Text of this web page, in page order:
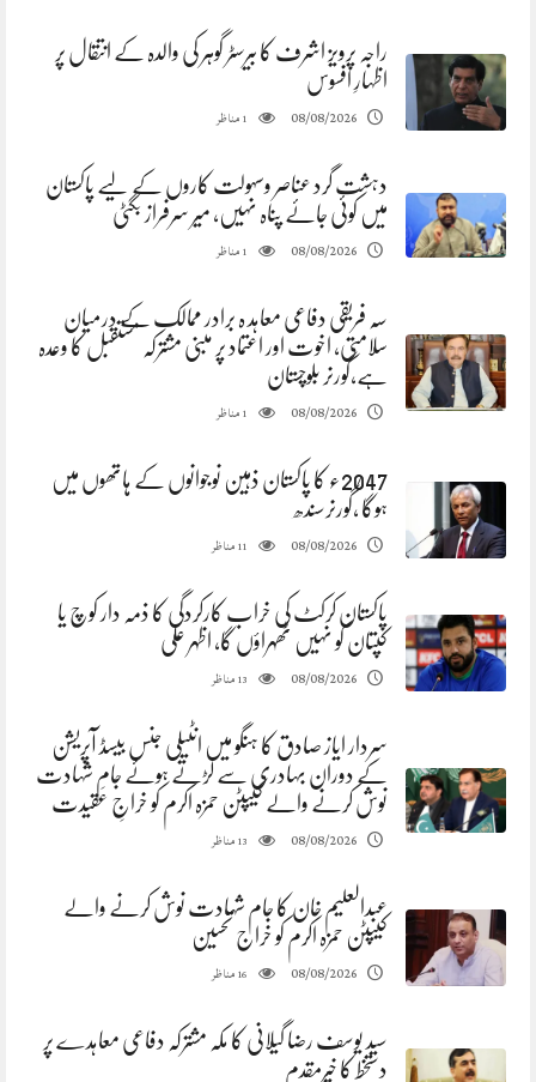
راجہ پرویز اشرف کا بیرسٹر گوہر کی والدہ کے انتقال پر
اظہارِ افسوس
08/08/2026
1مناظر
دہشت گرد عناصر وسہولت کاروں کے لیے پاکستان
میں کوئی جائے پناہ نہیں، میر سرفراز بگٹی
08/08/2026
1مناظر
سہ فریقی دفاعی معاہد ہ برادر ممالک کے درمیان
سلامتی، اخوت اور اعتماد پر مبنی مشترکہ مستقبل کا وعدہ
ہے،گورنر بلوچستان
08/08/2026
1مناظر
2047ء کا پاکستان ذہین نوجوانوں کے ہاتھوں میں
ہوگا ،گورنرسندھ
08/08/2026
11مناظر
پاکستان کرکٹ کی خراب کارکردگی کا ذمہ دار کوچ یا
کپتان کو نہیں ٹھہراؤں گا، اظہر علی
08/08/2026
13مناظر
سردار ایاز صادق کا ہنگو میں انٹیلی جنس بیسڈ آپریشن
کے دوران بہادری سے لڑتے ہوئے جامِ شہادت
نوش کرنے والے کیپٹن حمزہ اکرم کو خراجِ عقیدت
08/08/2026
13مناظر
عبدالعلیم خان کا جام شہادت نوش کرنے والے
کیپٹن حمزہ اکرم کو خراج تحسین
08/08/2026
16مناظر
سید یوسف رضا گیلانی کا مکہ مشترکہ دفاعی معاہدے پر
دستخط کا خیرمقدم